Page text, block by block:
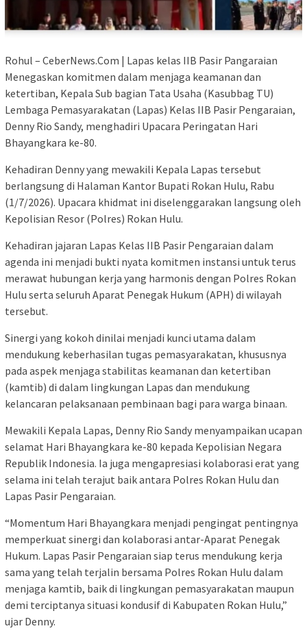
Rohul – CeberNews.Com | Lapas kelas IIB Pasir Pangaraian
Menegaskan komitmen dalam menjaga keamanan dan
ketertiban, Kepala Sub bagian Tata Usaha (Kasubbag TU)
Lembaga Pemasyarakatan (Lapas) Kelas IIB Pasir Pengaraian,
Denny Rio Sandy, menghadiri Upacara Peringatan Hari
Bhayangkara ke-80.
Kehadiran Denny yang mewakili Kepala Lapas tersebut
berlangsung di Halaman Kantor Bupati Rokan Hulu, Rabu
(1/7/2026). Upacara khidmat ini diselenggarakan langsung oleh
Kepolisian Resor (Polres) Rokan Hulu.
Kehadiran jajaran Lapas Kelas IIB Pasir Pengaraian dalam
agenda ini menjadi bukti nyata komitmen instansi untuk terus
merawat hubungan kerja yang harmonis dengan Polres Rokan
Hulu serta seluruh Aparat Penegak Hukum (APH) di wilayah
tersebut.
Sinergi yang kokoh dinilai menjadi kunci utama dalam
mendukung keberhasilan tugas pemasyarakatan, khususnya
pada aspek menjaga stabilitas keamanan dan ketertiban
(kamtib) di dalam lingkungan Lapas dan mendukung
kelancaran pelaksanaan pembinaan bagi para warga binaan.
Mewakili Kepala Lapas, Denny Rio Sandy menyampaikan ucapan
selamat Hari Bhayangkara ke-80 kepada Kepolisian Negara
Republik Indonesia. Ia juga mengapresiasi kolaborasi erat yang
selama ini telah terajut baik antara Polres Rokan Hulu dan
Lapas Pasir Pengaraian.
“Momentum Hari Bhayangkara menjadi pengingat pentingnya
memperkuat sinergi dan kolaborasi antar-Aparat Penegak
Hukum. Lapas Pasir Pengaraian siap terus mendukung kerja
sama yang telah terjalin bersama Polres Rokan Hulu dalam
menjaga kamtib, baik di lingkungan pemasyarakatan maupun
demi terciptanya situasi kondusif di Kabupaten Rokan Hulu,”
ujar Denny.